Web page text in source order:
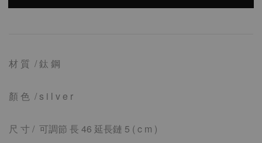
材 質 / 鈦 鋼
顏 色 / s i l v e r
尺 寸 / 可調節 長 46 延長鏈 5 ( c m )